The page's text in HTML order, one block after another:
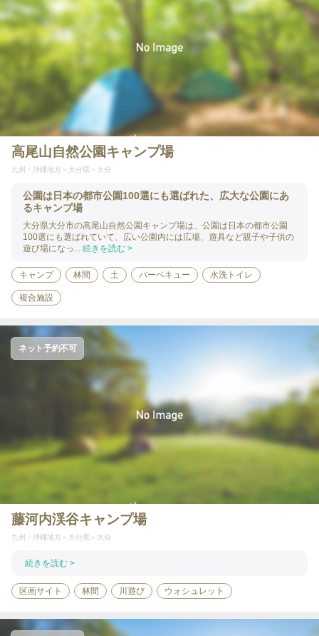
高尾山自然公園キャンプ場
九州・沖縄地方 大分県 大分
公園は日本の都市公園100選にも選ばれた、広大な公園にあ
るキャンプ場
大分県大分市の高尾山自然公園キャンプ場は、公園は日本の都市公園
100選にも選ばれていて、広い公園内には広場、遊具など親子や子供の
遊び場になっ... 続きを読む >
キャンプ 林間 土 バーベキュー 水洗トイレ
複合施設
ネット予約不可
藤河内渓谷キャンプ場
九州・沖縄地方 大分県 大分
続きを読む >
区画サイト 林間 川遊び ウォシュレット